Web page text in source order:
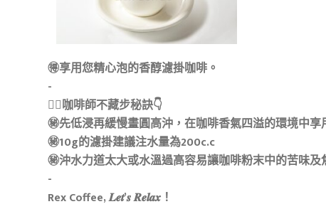
🉐享用您精心泡的香醇濾掛咖啡。​
-​
💁‍♂️咖啡師不藏步秘訣👇​
㊙先低浸再緩慢畫圓高沖，在咖啡香氣四溢的環境中
㊙10g的濾掛建議注水量為200c.c​
㊙沖水力道太大或水溫過高容易讓咖啡粉末中的苦味
-​
Rex Coffee, 𝑳𝒆𝒕’𝒔 𝑹𝒆𝒍𝒂𝒙！​